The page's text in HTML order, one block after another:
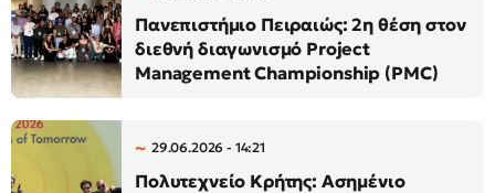
Πανεπιστήμιο Πειραιώς: 2η θέση στον
διεθνή διαγωνισμό Project
Management Championship (PMC)
29.06.2026 - 14:21
Πολυτεχνείο Κρήτης: Ασημένιο